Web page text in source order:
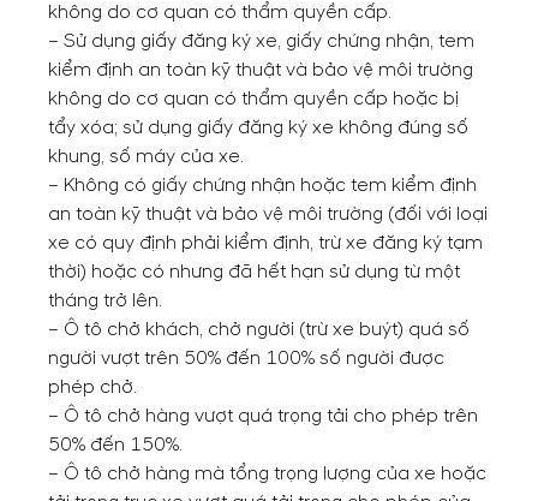
không do cơ quan có thẩm quyền cấp.
– Sử dụng giấy đăng ký xe, giấy chứng nhận, tem
kiểm định an toàn kỹ thuật và bảo vệ môi trường
không do cơ quan có thẩm quyền cấp hoặc bị
tẩy xóa; sử dụng giấy đăng ký xe không đúng số
khung, số máy của xe.
– Không có giấy chứng nhận hoặc tem kiểm định
an toàn kỹ thuật và bảo vệ môi trường (đối với loại
xe có quy định phải kiểm định, trừ xe đăng ký tạm
thời) hoặc có nhưng đã hết hạn sử dụng từ một
tháng trở lên.
– Ô tô chở khách, chở người (trừ xe buýt) quá số
người vượt trên 50% đến 100% số người được
phép chở.
– Ô tô chở hàng vượt quá trọng tải cho phép trên
50% đến 150%.
– Ô tô chở hàng mà tổng trọng lượng của xe hoặc